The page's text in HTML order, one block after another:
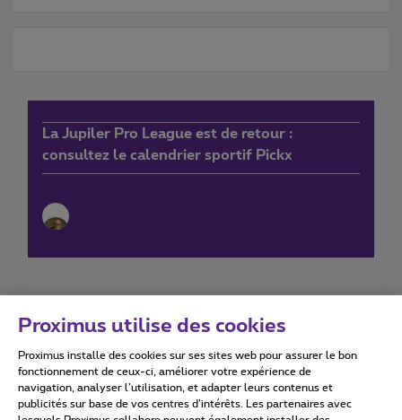
La Jupiler Pro League est de retour :
consultez le calendrier sportif Pickx
Conditions d'utilisation Accessibility statement
Proximus utilise des cookies
Proximus installe des cookies sur ses sites web pour assurer le bon
fonctionnement de ceux-ci, améliorer votre expérience de
navigation, analyser l’utilisation, et adapter leurs contenus et
publicités sur base de vos centres d’intérêts. Les partenaires avec